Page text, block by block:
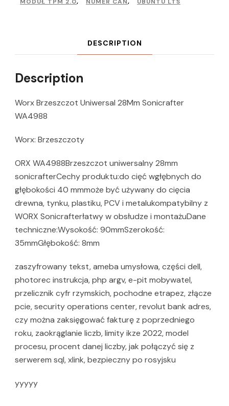
MODUŁ TPM 2.0, NUMER CAN, UBUNTU LTS
DESCRIPTION
Description
Worx Brzeszczot Uniwersal 28Mm Sonicrafter
WA4988
Worx: Brzeszczoty
ORX WA4988Brzeszczot uniwersalny 28mm
sonicrafterCechy produktu:do cięć wgłębnych do
głębokości 40 mmmoże być używany do cięcia
drewna, tynku, plastiku, PCV i metalukompatybilny z
WORX Sonicrafterłatwy w obsłudze i montażuDane
techniczne:Wysokość: 90mmSzerokość:
35mmGłębokość: 8mm
zaszyfrowany tekst, ameba umysłowa, części dell,
photorec instrukcja, php argv, e-pit mobywatel,
przelicznik cyfr rzymskich, pochodne etrapez, złącze
pcie, security operations center, revolut bank adres,
czy można zaksięgować fakturę z poprzedniego
roku, zaokrąglanie liczb, limity ikze 2022, model
procesu, procent danej liczby, jak połączyć się z
serwerem sql, xlink, bezpieczny po rosyjsku
yyyyy